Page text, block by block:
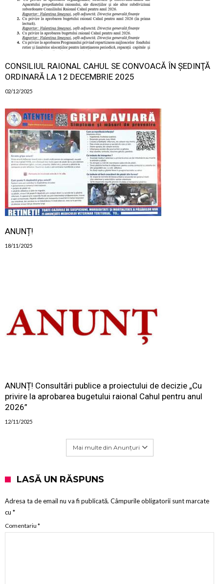
CONSILIUL RAIONAL CAHUL SE CONVOACĂ ÎN ŞEDINŢĂ
ORDINARĂ LA 12 DECEMBRIE 2025
02/12/2025
ANUNȚ!
18/11/2025
ANUNȚ! Consultări publice a proiectului de decizie „Cu
privire la aprobarea bugetului raional Cahul pentru anul
2026”
12/11/2025
Mai multe din Anunțuri
LASĂ UN RĂSPUNS
Adresa ta de email nu va fi publicată. Câmpurile obligatorii sunt marcate
cu *
Comentariu *